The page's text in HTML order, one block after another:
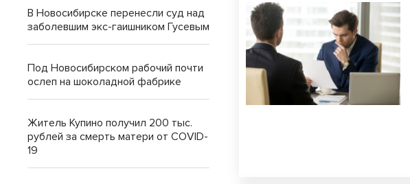
В Новосибирске перенесли суд над
заболевшим экс-гаишником Гусевым
Под Новосибирском рабочий почти
ослеп на шоколадной фабрике
Житель Купино получил 200 тыс.
рублей за смерть матери от COVID-
19